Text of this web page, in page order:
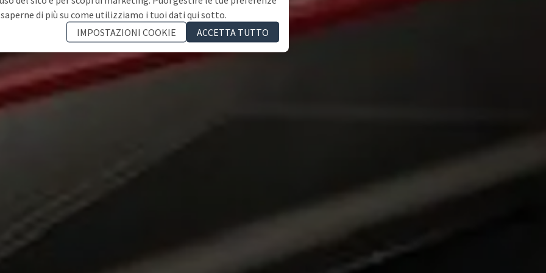
di più su come utilizziamo i tuoi dati qui sotto.
IMPOSTAZIONI COOKIE
ACCETTA TUTTO